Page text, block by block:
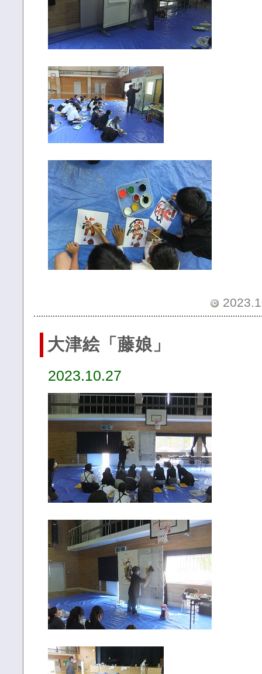
大津絵「藤娘」
2023.10.27